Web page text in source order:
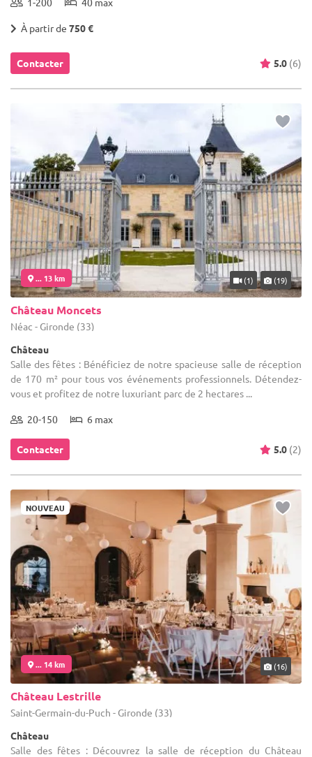
À partir de 750 €
Contacter 5.0 (6)
... 13 km (1) (19)
Château Moncets
Néac - Gironde (33)
Château
Salle des fêtes : Bénéficiez de notre spacieuse salle de réception
de 170 m² pour tous vos événements professionnels. Détendez-
vous et profitez de notre luxuriant parc de 2 hectares ...
20-150 6 max
Contacter 5.0 (2)
NOUVEAU
... 14 km (16)
Château Lestrille
Saint-Germain-du-Puch - Gironde (33)
Château
Salle des fêtes : Découvrez la salle de réception du Château